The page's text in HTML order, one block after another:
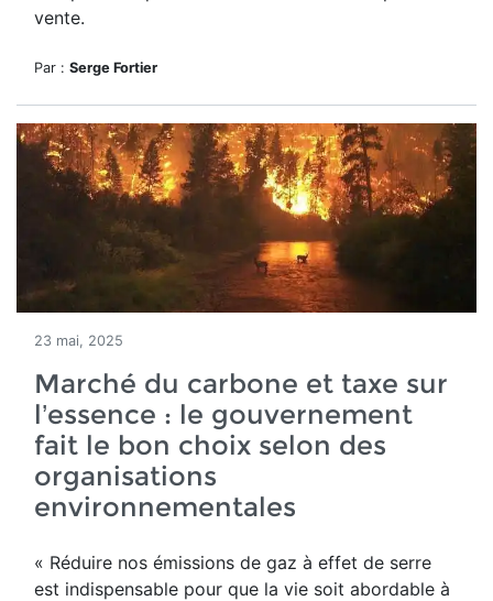
vente.
Par : Serge Fortier
23 mai, 2025
Marché du carbone et taxe sur
l’essence : le gouvernement
fait le bon choix selon des
organisations
environnementales
« Réduire nos émissions de gaz à effet de serre
est indispensable pour que la vie soit abordable à